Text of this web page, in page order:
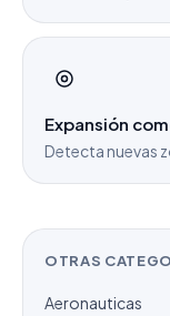
Expansión
Detecta nuevas
OTRAS
Aeronauticas